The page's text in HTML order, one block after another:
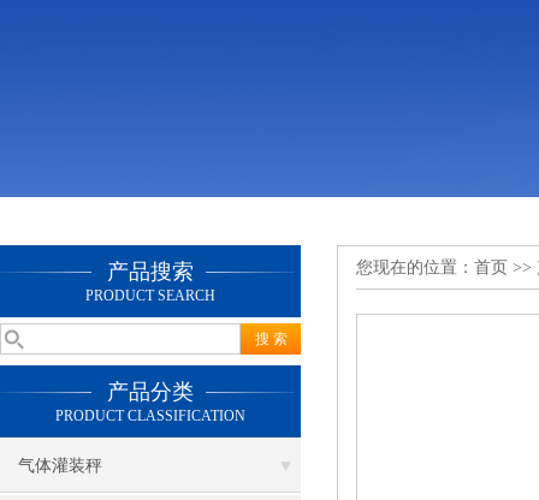
产品搜索
PRODUCT SEARCH
产品分类
PRODUCT CLASSIFICATION
气体灌装秤
您现在的位置： 首页 >>